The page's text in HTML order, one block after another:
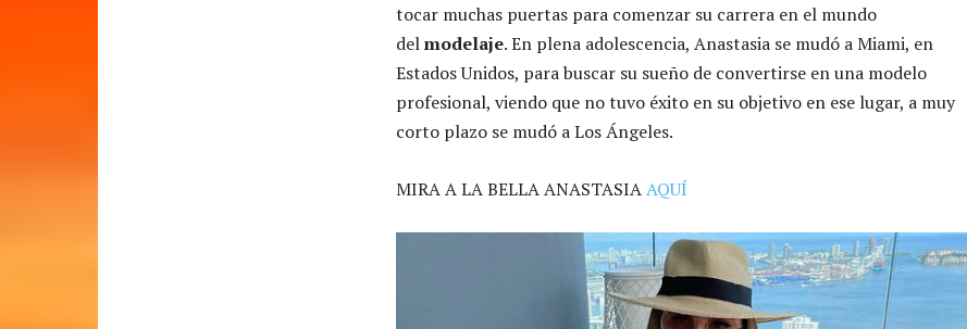
tocar muchas puertas para comenzar su carrera en el mundo
delmodelaje. En plena adolescencia, Anastasia se mudó a Miami, en
Estados Unidos, para buscar su sueño de convertirse en una modelo
profesional, viendo que no tuvo éxito en su objetivo en ese lugar, a muy
corto plazo se mudó a Los Ángeles.
MIRA A LA BELLA ANASTASIAAQUÍ